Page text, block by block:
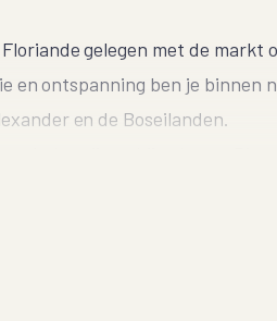
gelegen met de markt
en ontspanning ben je binnen
en de Boseilanden.